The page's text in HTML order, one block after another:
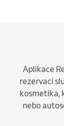
Aplikace
rezervaci
kosmetika,
nebo